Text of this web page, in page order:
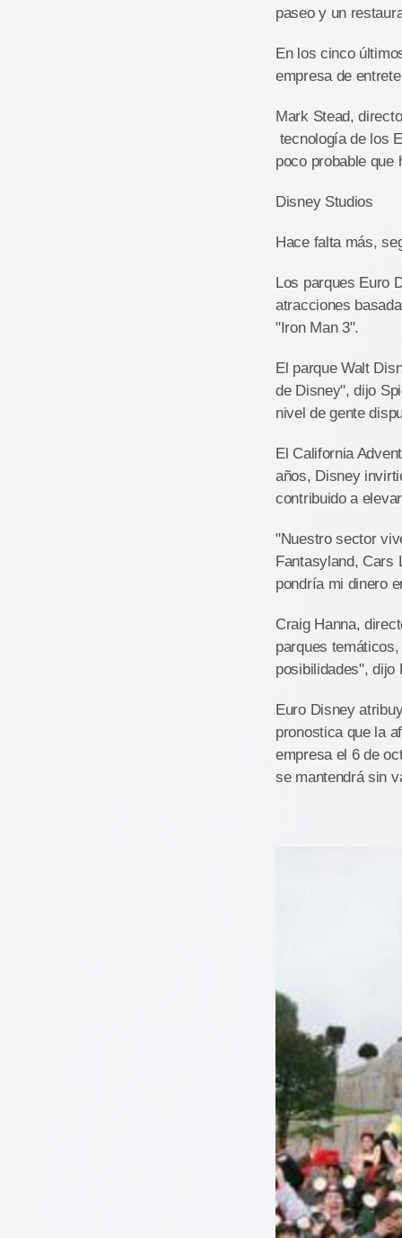
paseo y un
En los cinco
empresa de
Mark Stead,
tecnología de los
poco probable que
Disney Studios
Hace falta más,
Los parques Euro
atracciones
"Iron Man 3".
El parque Walt
de Disney", dijo
nivel de gente
El California
años, Disney
contribuido a
"Nuestro sector
Fantasyland, Cars
pondría mi dinero
Craig Hanna,
parques
posibilidades", dijo
Euro Disney
pronostica que la
empresa el 6 de
se mantendrá sin